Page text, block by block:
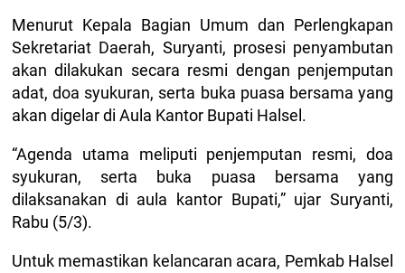
Menurut Kepala Bagian Umum dan Perlengkapan
Sekretariat Daerah, Suryanti, prosesi penyambutan
akan dilakukan secara resmi dengan penjemputan
adat, doa syukuran, serta buka puasa bersama yang
akan digelar di Aula Kantor Bupati Halsel.
“Agenda utama meliputi penjemputan resmi, doa
syukuran, serta buka puasa bersama yang
dilaksanakan di aula kantor Bupati,” ujar Suryanti,
Rabu (5/3).
Untuk memastikan kelancaran acara, Pemkab Halsel